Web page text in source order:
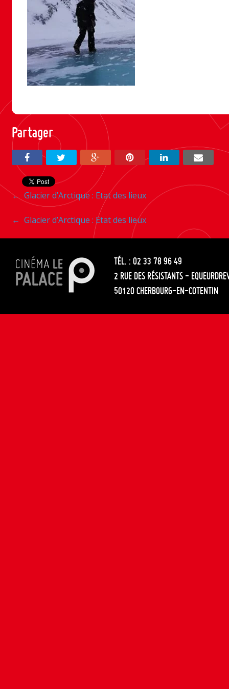
Partager
Navigation
entre
les
articles
← Glacier d’Arctique : Etat des lieux
Navigation
entre
les
articles
← Glacier d’Arctique : Etat des lieux
TÉL. : 02 33 78 96 49
2 RUE DES RÉSISTANTS -
50120 CHERBOURG-EN-COTENTIN